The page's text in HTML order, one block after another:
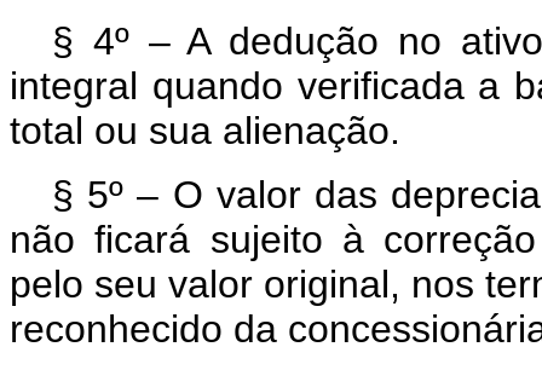
§ 4º – A dedução no
integral quando verificada a
total ou sua alienação.
§ 5º – O valor das
não ficará sujeito à
pelo seu valor original, nos
reconhecido da